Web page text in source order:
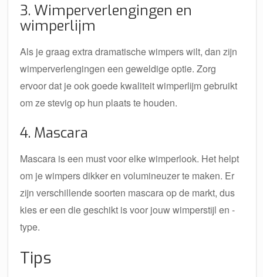
3. Wimperverlengingen en
wimperlijm
Als je graag extra dramatische wimpers wilt, dan zijn
wimperverlengingen een geweldige optie. Zorg
ervoor dat je ook goede kwaliteit wimperlijm gebruikt
om ze stevig op hun plaats te houden.
4. Mascara
Mascara is een must voor elke wimperlook. Het helpt
om je wimpers dikker en volumineuzer te maken. Er
zijn verschillende soorten mascara op de markt, dus
kies er een die geschikt is voor jouw wimperstijl en -
type.
Tips